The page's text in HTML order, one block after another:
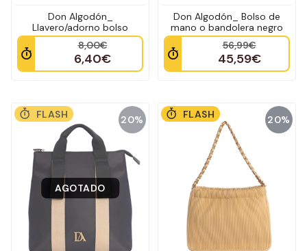
Don Algodón_
Llavero/adorno bolso
8,00€
6,40€
Don Algodón_ Bolso de
mano o bandolera negro
56,99€
45,59€
20%
FLASH
AGOTADO
20%
FLASH